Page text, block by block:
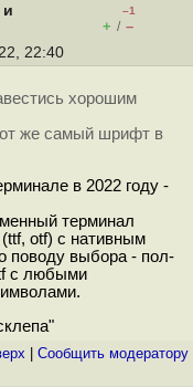
и
–1
+ / –
22:40
хорошим
же самый шрифт в
в 2022 году -
терминал
otf) с нативным
поводу выбора - пол-
с любыми
Cообщить модератору